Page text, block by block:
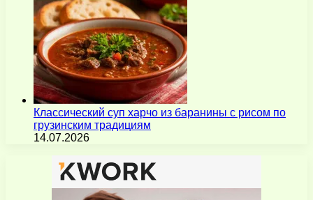
Классический суп харчо из баранины с рисом по
грузинским традициям
14.07.2026